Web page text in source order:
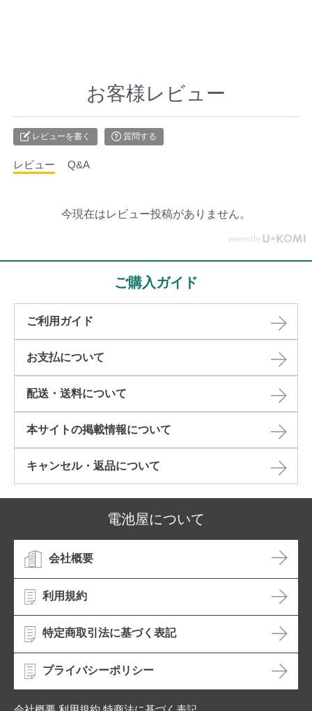
お客様レビュー
レビューを書く 質問する
レビュー Q&A
今現在はレビュー投稿がありません。
ご購入ガイド
ご利用ガイド
お支払について
配送・送料について
本サイトの掲載情報について​
キャンセル・返品について​
電池屋について
会社概要
利用規約
特定商取引法に基づく表記
プライバシーポリシー